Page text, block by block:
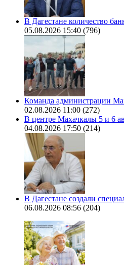
В Дагестане количество
05.08.2026 15:40 (796)
Команда администрации
02.08.2026 11:00 (272)
В центре Махачкалы 5 и 6
04.08.2026 17:50 (214)
В Дагестане создали
06.08.2026 08:56 (204)